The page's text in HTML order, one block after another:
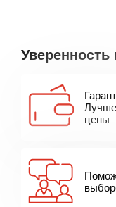
Уверенность
цены